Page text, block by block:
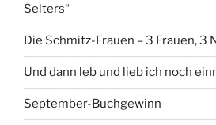
Selters“
Die Schmitz-Frauen – 3 Frauen, 3
Und dann leb und lieb ich noch
September-Buchgewinn